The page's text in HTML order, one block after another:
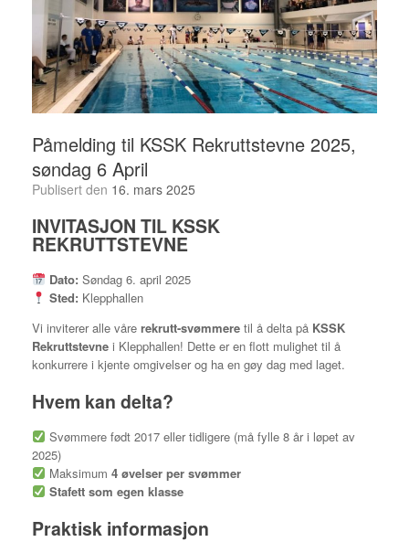
Påmelding til KSSK Rekruttstevne 2025,
søndag 6 April
Publisert den 16. mars 2025
INVITASJON TIL KSSK
REKRUTTSTEVNE
Dato: Søndag 6. april 2025
Sted: Klepphallen
Vi inviterer alle våre rekrutt-svømmere til å delta på KSSK
Rekruttstevne i Klepphallen! Dette er en flott mulighet til å
konkurrere i kjente omgivelser og ha en gøy dag med laget.
Hvem kan delta?
Svømmere født 2017 eller tidligere (må fylle 8 år i løpet av
2025)
Maksimum 4 øvelser per svømmer
Stafett som egen klasse
Praktisk informasjon